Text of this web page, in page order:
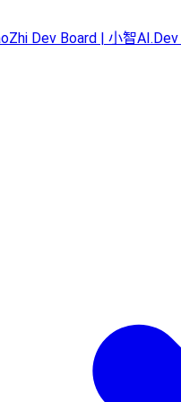
Dev Board | 小智AI.Dev